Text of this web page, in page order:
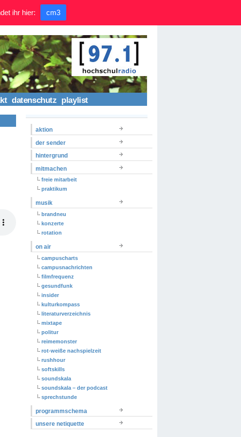
datenschutz playlist
aktion
der sender
hintergrund
mitmachen
freie mitarbeit
praktikum
musik
brandneu
konzerte
rotation
on air
campuscharts
campusnachrichten
filmfrequenz
gesundfunk
insider
kulturkompass
literaturverzeichnis
mixtape
politur
reimemonster
rot-weiße nachspielzeit
rushhour
softskills
soundskala
soundskala – der podcast
sprechstunde
programmschema
unsere netiquette
ihr hier: cm3